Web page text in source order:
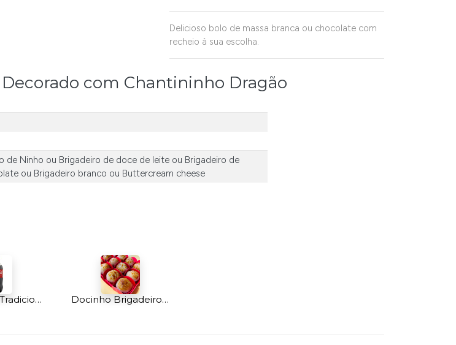
Delicioso bolo de massa branca ou chocolate com
recheio à sua escolha.
com Chantininho Dragão
de Ninho ou Brigadeiro de doce de leiteou Brigadeiro de
ou Brigadeiro branco ou Buttercream cheese
Coca-Cola Tradicional 2L
Docinho Brigadeiro Gourmet Brûlée 25und